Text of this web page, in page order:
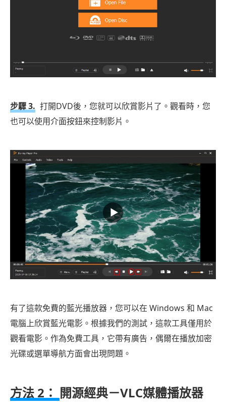
步驟 3. 打開DVD後，您就可以欣賞影片了。觀看時，您
也可以使用介面按鈕來控制影片。
有了這款免費的藍光播放器，您可以在 Windows 和 Mac
電腦上欣賞藍光電影。根據我們的測試，這款工具僅用於
觀看電影。作為免費工具，它帶有廣告，偶爾在播放加密
光碟或選單導航方面會出現問題。
方法 2： 開源經典－VLC媒體播放器